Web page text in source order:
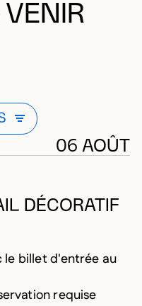
APPLIQUÉ
DE LISTE DE
MODALE DE LISTE
06 AOÛT
DÉCORATIF
le billet d'entrée au
requise